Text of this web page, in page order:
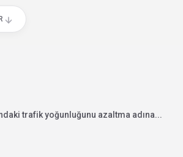
trafik yoğunluğunu azaltma adına...